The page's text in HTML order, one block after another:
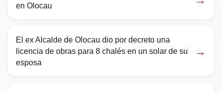
en Olocau
El ex Alcalde de Olocau dio por decreto una
licencia de obras para 8 chalés en un solar de su
esposa
→